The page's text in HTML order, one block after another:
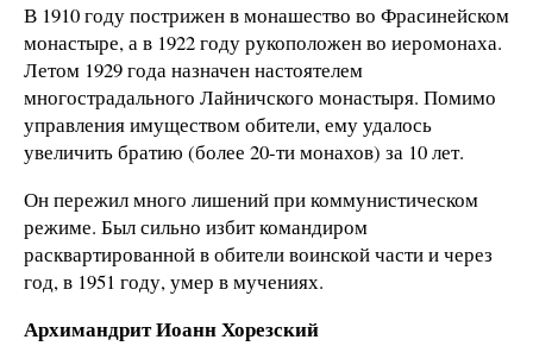
В 1910 году пострижен в монашество во Фрасинейском
монастыре, а в 1922 году рукоположен во иеромонаха.
Летом 1929 года назначен настоятелем
многострадального Лайничского монастыря. Помимо
управления имуществом обители, ему удалось
увеличить братию (более 20-ти монахов) за 10 лет.
Он пережил много лишений при коммунистическом
режиме. Был сильно избит командиром
расквартированной в обители воинской части и через
год, в 1951 году, умер в мучениях.
АрхимандритИоанн Хорезский